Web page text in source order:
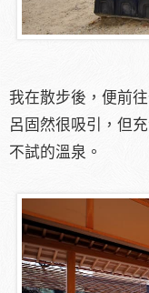
我在散步後，便前
呂固然很吸引，但
不試的溫泉。